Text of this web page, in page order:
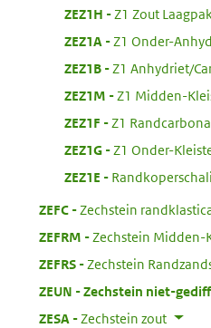
ZEZ1H
Z1 Zout
ZEZ1A
Z1 Onder-
ZEZ1B:
Z1 Anhydriet/
ZEZ1M
Z1 Midden-
ZEZ1F
Z1
ZEZ1G:
Z1 Onder-
ZEZ1E
ZEFC:
Zechstein
ZEFRM
Zechstein Midden-
ZEFRS:
Zechstein
ZEUN
Zechstein niet-
ZESA
Zechstein zout